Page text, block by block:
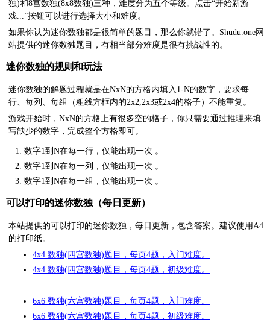
独)和8宫数独(8x8数独)三种，难度分为五个等级。点击“开始新游
戏...”按钮可以进行选择大小和难度。
如果你认为迷你数独都是很简单的题目，那么你就错了。Shudu.one网
站提供的迷你数独题目，有相当部分难度是很有挑战性的。
迷你数独的规则和玩法
迷你数独的解题过程就是在NxN的方格内填入1-N的数字，要求每
行、每列、每组（粗线方框内的2x2,2x3或2x4的格子）不能重复。
游戏开始时，NxN的方格上有很多空的格子，你只需要通过推理来填
写缺少的数字，完成整个方格即可。
数字1到N在每一行，仅能出现一次 。
数字1到N在每一列，仅能出现一次 。
数字1到N在每一组，仅能出现一次 。
可以打印的迷你数独（每日更新）
本站提供的可以打印的迷你数独，每日更新，包含答案。建议使用A4
的打印纸。
4x4 数独(四宫数独)题目，每页4题，入门难度。
4x4 数独(四宫数独)题目，每页4题，初级难度。
6x6 数独(六宫数独)题目，每页4题，入门难度。
6x6 数独(六宫数独)题目，每页4题，初级难度。